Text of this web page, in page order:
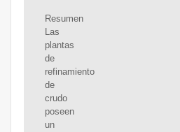
Resumen
Las
plantas
de
refinamiento
de
crudo
poseen
un